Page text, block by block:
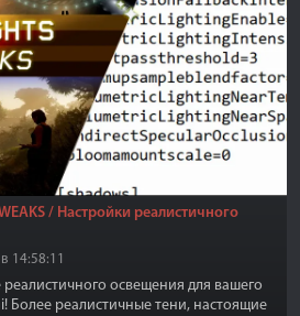
/ Настройки реалистичного
14:58:11
освещения для вашего
Более реалистичные тени, настоящие